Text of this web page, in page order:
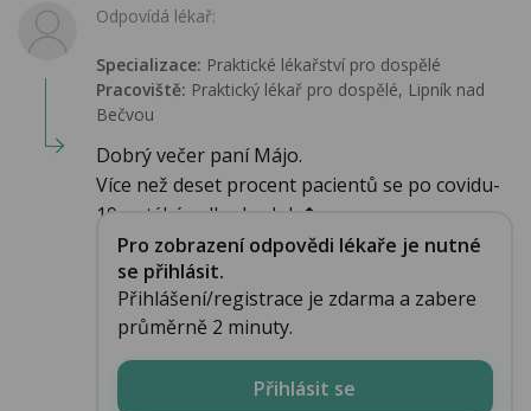
Odpovídá lékař:
Specializace: Praktické lékařství pro dospělé
Pracoviště: Praktický lékař pro dospělé, Lipník nad
Bečvou
Dobrý večer paní Májo.
Více než deset procent pacientů se po covidu-
19 potýká s dlouhodob�...
Pro zobrazení odpovědi lékaře je nutné
se přihlásit.
Přihlášení/registrace je zdarma a zabere
průměrně 2 minuty.
Přihlásit se